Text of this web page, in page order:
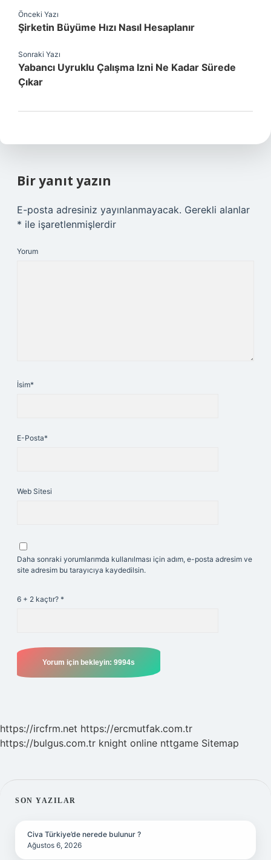
Önceki Yazı
Şirketin Büyüme Hızı Nasıl Hesaplanır
Sonraki Yazı
Yabancı Uyruklu Çalışma Izni Ne Kadar Sürede
Çıkar
Bir yanıt yazın
E-posta adresiniz yayınlanmayacak. Gerekli alanlar
* ile işaretlenmişlerdir
Yorum
İsim*
E-Posta*
Web Sitesi
Daha sonraki yorumlarımda kullanılması için adım, e-posta adresim ve
site adresim bu tarayıcıya kaydedilsin.
6 + 2 kaçtır? *
https://ircfrm.net https://ercmutfak.com.tr
https://bulgus.com.tr knight online nttgame Sitemap
SIDEBAR
SON YAZILAR
Civa Türkiye’de nerede bulunur ?
Ağustos 6, 2026